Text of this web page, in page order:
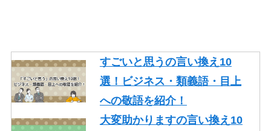
すごいと思うの言い換え10
選！ビジネス・類義語・目上
への敬語を紹介！
大変助かりますの言い換え10